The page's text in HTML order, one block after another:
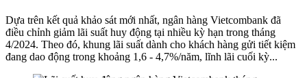
Dựa trên kết quả khảo sát mới nhất, ngân hàng Vietcombank đã
điều chỉnh giảm lãi suất huy động tại nhiều kỳ hạn trong tháng
4/2024. Theo đó, khung lãi suất dành cho khách hàng gửi tiết kiệm
đang dao động trong khoảng 1,6 - 4,7%/năm, lĩnh lãi cuối kỳ...